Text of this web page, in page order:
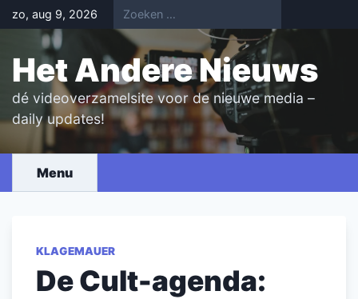
Skip
to
content
zo, aug 9, 2026
Het Andere Nieuws
dé videoverzamelsite voor de nieuwe media –
daily updates!
Menu
KLAGEMAUER
De Cult-agenda: